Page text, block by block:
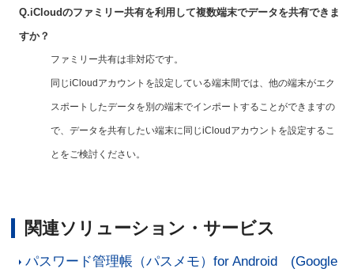
Q.iCloudのファミリー共有を利用して複数端末でデータを共有できま
すか？
ファミリー共有は非対応です。
同じiCloudアカウントを設定している端末間では、他の端末がエク
スポートしたデータを別の端末でインポートすることができますの
で、データを共有したい端末に同じiCloudアカウントを設定するこ
とをご検討ください。
関連ソリューション・サービス
パスワード管理帳（パスメモ）for Android (Google